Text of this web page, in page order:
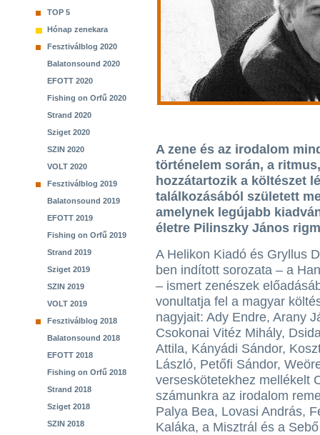
TOP 5
Hónap zenekara
Fesztiválblog 2020
Balatonsound 2020
EFOTT 2020
Fishing on Orfű 2020
Strand 2020
Sziget 2020
SZIN 2020
VOLT 2020
Fesztiválblog 2019
Balatonsound 2019
EFOTT 2019
Fishing on Orfű 2019
Strand 2019
Sziget 2019
SZIN 2019
VOLT 2019
Fesztiválblog 2018
Balatonsound 2018
EFOTT 2018
Fishing on Orfű 2018
Strand 2018
Sziget 2018
SZIN 2018
A zene és az irodalom
történelem során, a
hozzátartozik a költészet
találkozásából született
amelynek legújabb
életre Pilinszky János
A Helikon Kiadó és Gryllus
ben indított sorozata – a
– ismert zenészek
vonultatja fel a magyar
nagyjait: Ady Endre, Arany
Csokonai Vitéz Mihály,
Attila, Kányádi Sándor,
László, Petőfi Sándor,
verseskötetekhez mellékelt
számunkra az irodalom
Palya Bea, Lovasi András,
Kaláka, a Misztrál és a